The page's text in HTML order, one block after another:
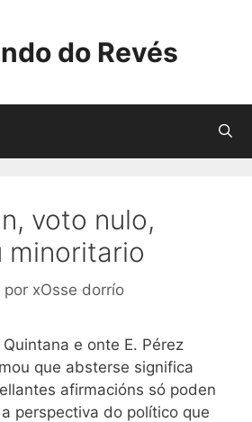
do Revés
voto nulo,
minoritario
por xOsse dorrío
e onte E. Pérez
que absterse significa
afirmacións só poden
perspectiva do político que